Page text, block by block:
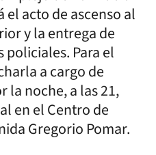
el acto de ascenso al
y la entrega de
Para el
a cargo de
la noche, a las 21,
en el Centro de
Gregorio Pomar.